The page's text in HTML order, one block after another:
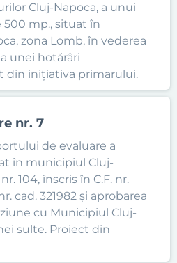
Cluj-Napoca, a unui
mp., situat în
zona Lomb, în vederea
unei hotărâri
din inițiativa primarului.
nr. 7
de evaluare a
în municipiul Cluj-
104, înscris în C.F. nr.
cad. 321982 și aprobarea
cu Municipiul Cluj-
sulte. Proiect din